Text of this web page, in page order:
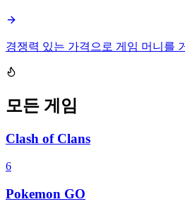
경쟁력 있는 가격으로 게임 머니를
모든 게임
Clash of Clans
6
Pokemon GO